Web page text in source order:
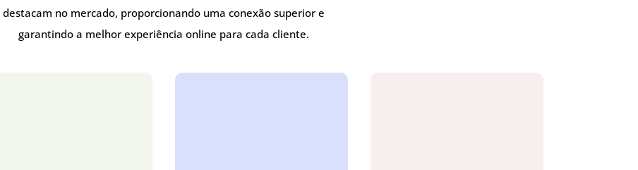
destacam no mercado, proporcionando uma conexão superior e
garantindo a melhor experiência online para cada cliente.